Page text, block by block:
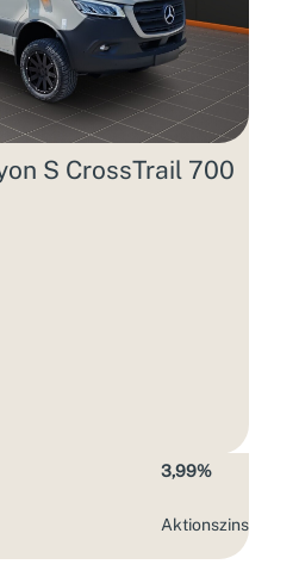
S CrossTrail 700
3,99%
Aktions­zins